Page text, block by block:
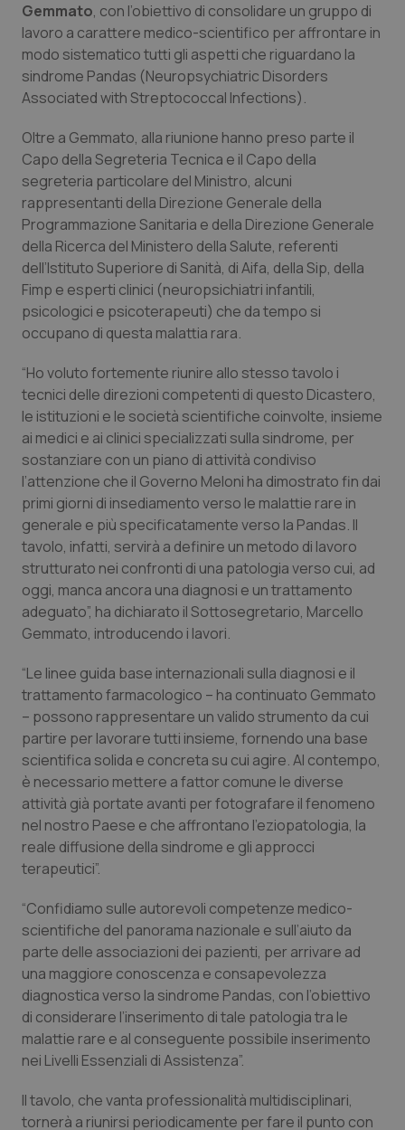
Emilia-Romagna
Friuli Venezia Giulia
Liguria
Lombardia
Marche
Molise
Provincia Autonoma di Bolzano
Provincia Autonoma di Trento
Puglia
Sardegna
Sicilia
Toscana
Umbria
Valle D’Aosta
Veneto
Colesterolo & coronaropatie
Dermatite Atopica
Disturbi dell’umore
Dolore
Donna & Salute
Epatiti
Infezioni & Febbre
Ipertensione & Scompenso
Malattie rare
Malattia di Crohn & Rettocolite Ulcerosa
Neuroscienze & patologie neurodegenerative
Obesità
Oftalmologia
Oncodermatologia
Oncoematologia
Oncologia & Nutrizione
Psoriasi & pelle
Quotidiano Cardiologia
Quotidiano Chirurgia
Quotidiano Oncologia
Quotidiano Pediatria
Rene & patologie urogenitali
Gemmato, con l’obiettivo di consolidare un gruppo di
lavoro a carattere medico-scientifico per affrontare in
modo sistematico tutti gli aspetti che riguardano la
sindrome Pandas (Neuropsychiatric Disorders
Associated with Streptococcal Infections).
Oltre a Gemmato, alla riunione hanno preso parte il
Capo della Segreteria Tecnica e il Capo della
segreteria particolare del Ministro, alcuni
rappresentanti della Direzione Generale della
Programmazione Sanitaria e della Direzione Generale
della Ricerca del Ministero della Salute, referenti
dell’Istituto Superiore di Sanità, di Aifa, della Sip, della
Fimp e esperti clinici (neuropsichiatri infantili,
psicologici e psicoterapeuti) che da tempo si
occupano di questa malattia rara.
“Ho voluto fortemente riunire allo stesso tavolo i
tecnici delle direzioni competenti di questo Dicastero,
le istituzioni e le società scientifiche coinvolte, insieme
ai medici e ai clinici specializzati sulla sindrome, per
sostanziare con un piano di attività condiviso
l’attenzione che il Governo Meloni ha dimostrato fin dai
primi giorni di insediamento verso le malattie rare in
generale e più specificatamente verso la Pandas. Il
tavolo, infatti, servirà a definire un metodo di lavoro
strutturato nei confronti di una patologia verso cui, ad
oggi, manca ancora una diagnosi e un trattamento
adeguato”, ha dichiarato il Sottosegretario, Marcello
Gemmato, introducendo i lavori.
“Le linee guida base internazionali sulla diagnosi e il
trattamento farmacologico – ha continuato Gemmato
– possono rappresentare un valido strumento da cui
partire per lavorare tutti insieme, fornendo una base
scientifica solida e concreta su cui agire. Al contempo,
è necessario mettere a fattor comune le diverse
attività già portate avanti per fotografare il fenomeno
nel nostro Paese e che affrontano l’eziopatologia, la
reale diffusione della sindrome e gli approcci
terapeutici”.
“Confidiamo sulle autorevoli competenze medico-
scientifiche del panorama nazionale e sull’aiuto da
parte delle associazioni dei pazienti, per arrivare ad
una maggiore conoscenza e consapevolezza
diagnostica verso la sindrome Pandas, con l’obiettivo
di considerare l’inserimento di tale patologia tra le
malattie rare e al conseguente possibile inserimento
nei Livelli Essenziali di Assistenza”.
Il tavolo, che vanta professionalità multidisciplinari,
tornerà a riunirsi periodicamente per fare il punto con